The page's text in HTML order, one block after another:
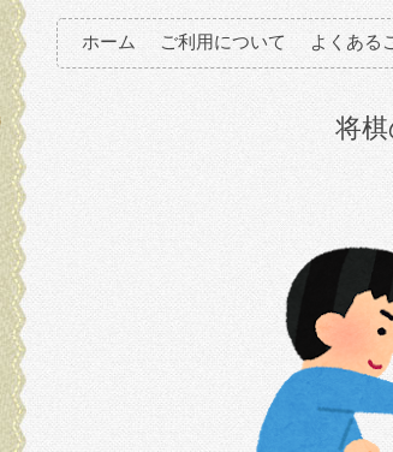
ホーム ご利用について よくある
将